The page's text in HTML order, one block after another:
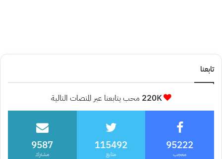
تابعنا
220K محب يتابعنا عبر المنصات التالية
95222
معجب
115492
متابع
9587
مشترك